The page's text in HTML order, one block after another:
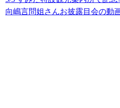
向嶋言問姐さんお披露目会の動